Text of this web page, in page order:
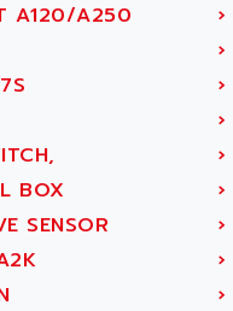
A120/A250 ›
›
›
›
›
BOX ›
SENSOR ›
›
›